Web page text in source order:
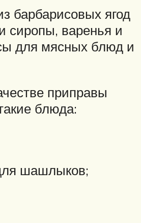
барбарисовых ягод
сиропы, варенья и
для мясных блюд и
приправы
блюда:
шашлыков;